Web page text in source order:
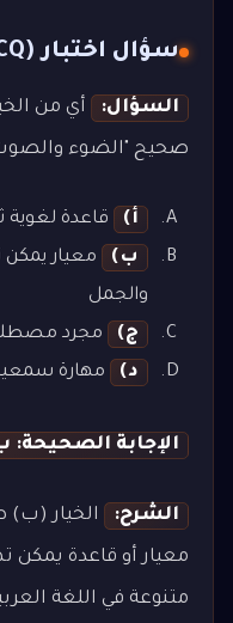
سؤال اختبار (MCQ)
السؤال: أي من
صحيح "الضوء
أ)
قاعدة لغوية
ب)
معيار
والجمل
ج)
مجرد
د)
مهارة
الإجابة الصحيحة:
الشرح: الخيار
معيار أو قاعدة
متنوعة في اللغة